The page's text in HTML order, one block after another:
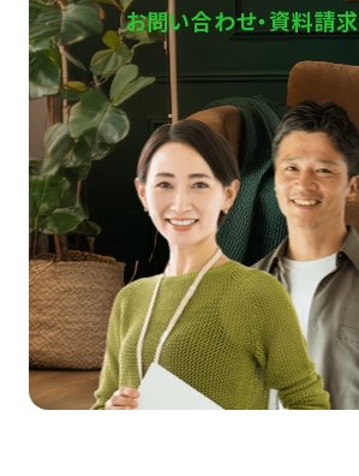
お問い合わせ・資料請求